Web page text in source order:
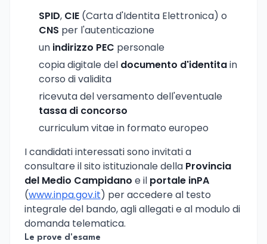
SPID, CIE (Carta d'Identita Elettronica) o
CNS per l'autenticazione
un indirizzo PEC personale
copia digitale del documento d'identitain
corso di validita
ricevuta del versamento dell'eventuale
tassa di concorso
curriculum vitae in formato europeo
I candidati interessati sono invitati a
consultare il sito istituzionale della Provincia
del Medio Campidano e il portale inPA
(www.inpa.gov.it) per accedere al testo
integrale del bando, agli allegati e al modulo di
domanda telematica.
Le prove d'esame